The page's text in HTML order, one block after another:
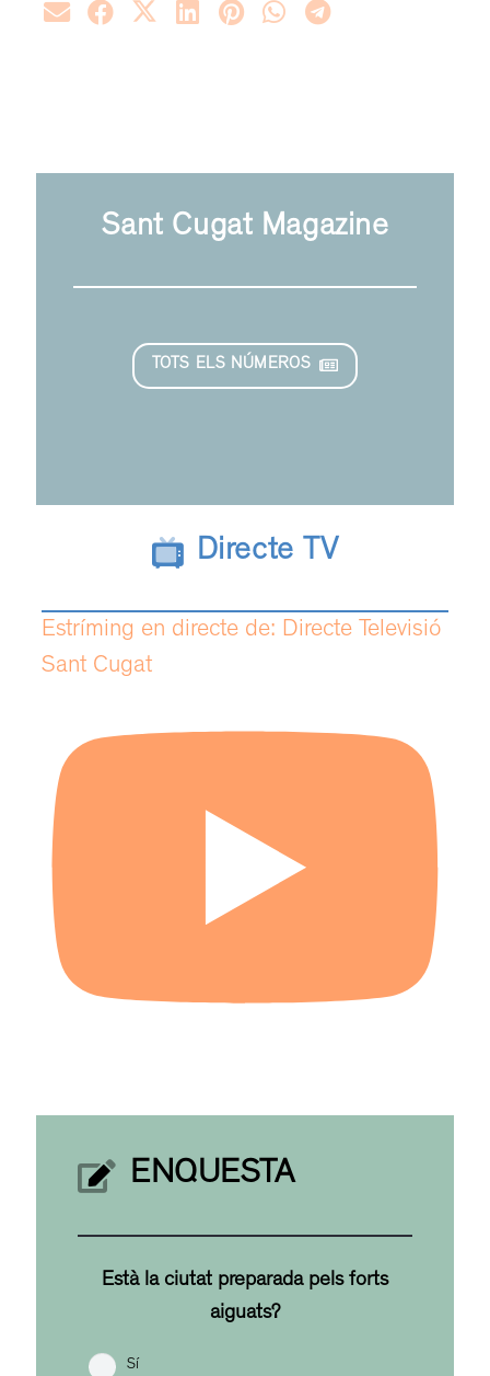
Sant Cugat Magazine
TOTS ELS NÚMEROS
Directe TV
Estríming en directe de: Directe Televisió
Sant Cugat
ENQUESTA
Està la ciutat preparada pels forts
aiguats?
Sí